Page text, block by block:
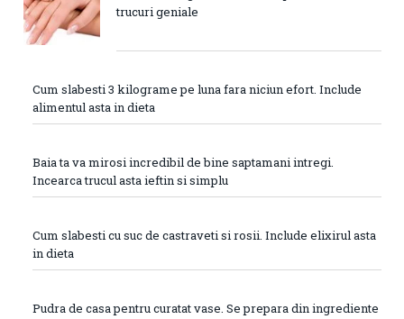
trucuri geniale
Cum slabesti 3 kilograme pe luna fara niciun efort. Include
alimentul asta in dieta
Baia ta va mirosi incredibil de bine saptamani intregi.
Incearca trucul asta ieftin si simplu
Cum slabesti cu suc de castraveti si rosii. Include elixirul asta
in dieta
Pudra de casa pentru curatat vase. Se prepara din ingrediente